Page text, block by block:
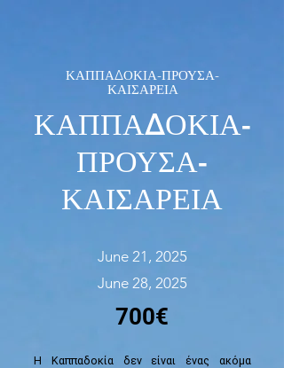
ΚΑΠΠΑΔΟΚΙΑ-ΠΡΟΥΣΑ-
ΚΑΙΣΑΡΕΙΑ
ΚΑΠΠΑΔΟΚΙΑ-
ΠΡΟΥΣΑ-
ΚΑΙΣΑΡΕΙΑ
June 21, 2025
June 28, 2025
700€
Η Καππαδοκία δεν είναι ένας ακόμα